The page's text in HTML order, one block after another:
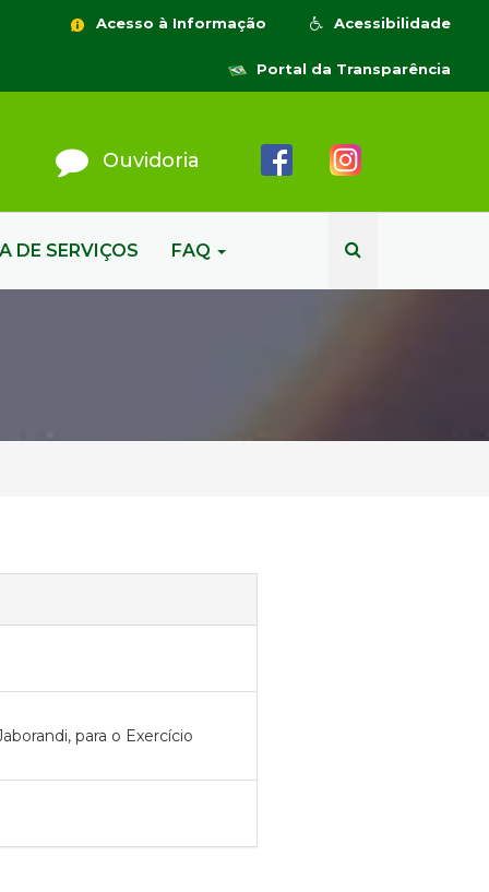
Acessibilidade
Acesso à Informação
Portal da Transparência
Ouvidoria
DE SERVIÇOS FAQ
para o Exercício